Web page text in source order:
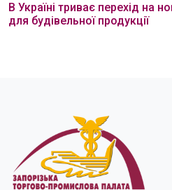
В Україні триває перехід на
для будівельної продукції